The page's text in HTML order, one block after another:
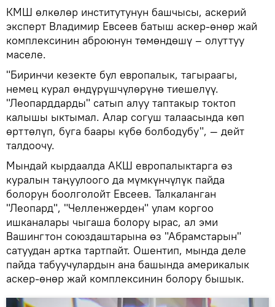
КМШ өлкөлөр институтунун башчысы, аскерий
эксперт Владимир Евсеев батыш аскер-өнөр жай
комплексинин аброюнун төмөндөшү – олуттуу
маселе.
"Биринчи кезекте бул европалык, тагыраагы,
немец курал өндүрүшчүлөрүнө тиешелүү.
"Леопарддарды" сатып алуу таптакыр токтоп
калышы ыктымал. Алар согуш талаасында көп
өрттөлүп, буга баары күбө болбодубу", — дейт
талдоочу.
Мындай кырдаалда АКШ европалыктарга өз
куралын таңуулоого да мүмкүнчүлүк пайда
болорун боолголойт Евсеев. Талкаланган
"Леопард", "Челленжерден" улам коргоо
ишканалары чыгаша болору ырас, ал эми
Вашингтон союздаштарына өз "Абрамстарын"
сатуудан артка тартпайт. Ошентип, мында деле
пайда табуучулардын ана башында америкалык
аскер-өнөр жай комплексинин болору бышык.